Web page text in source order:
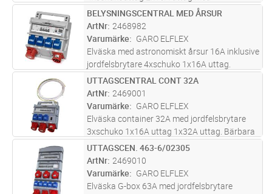
energimätare. Bärbara
elväskor/undercentraler 16A för olika
ändamål, såsom fördelning med olika antal
uttag, med effektmätare, för contai...läs mer
ST Lägg i kundvagn
BELYSNINGSCENTRAL MED ÅRSUR
ArtNr 2468982
Varumärke
GARO ELFLEX
Elväska med astronomiskt årsur 16A inklusive
jordfelsbrytare 4xschuko 1x16A uttag.
Bärbara elväskor/undercentraler 16A för olika
ändamål, såsom fördelning med olika antal
uttag, med effektmätare, för
ST Lägg i kundvagn
UTTAGSCENTRAL CONT 32A
ArtNr 2469001
Varumärke
GARO ELFLEX
Elväska container 32A med jordfelsbrytare
3xschuko 1x16A uttag 1x32A uttag. Bärbara
elväskor/undercentraler 32A för olika
ändamål, såsom fördelning med olika antal
uttag, för containers, etc.
ST Lägg i kundvagn
UTTAGSCEN. 463-6/02305
ArtNr 2469010
Varumärke
GARO ELFLEX
Elväska G-box 63A med jordfelsbrytare